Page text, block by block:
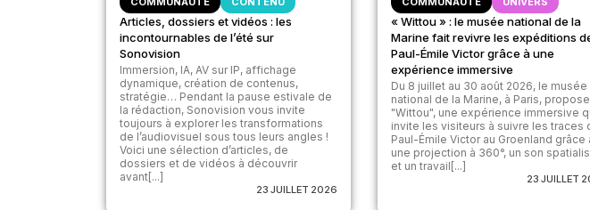
Articles, dossiers et vidéos : les
incontournables de l’été sur
Sonovision
Immersion, IA, AV sur IP, affichage
dynamique, création de contenus,
stratégie… Pendant la pause estivale de
la rédaction, Sonovision vous invite
toujours à explorer les transformations
de l’audiovisuel sous tous leurs angles !
Voici une sélection d’articles, de
dossiers et de vidéos à découvrir
avant[...]
23 JUILLET 2026
« Wittou » : le musée national de la
Marine fait revivre les expéditions
Paul-Émile Victor grâce à une
expérience immersive
Du 8 juillet au 30 août 2026, le musée
national de la Marine, à Paris, propose
"Wittou", une expérience immersive
invite les visiteurs à suivre les traces
Paul-Émile Victor au Groenland grâce
une projection à 360°, un son
et un travail[...]
23 JUILLET